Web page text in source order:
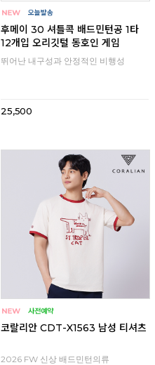
후메이 30 셔틀콕 배드민턴공 1타
12개입 오리깃털 동호인 게임
뛰어난 내구성과 안정적인 비행성
25,500
코랄리안 CDT-X1563 남성 티셔츠
2026 FW 신상 배드민턴의류